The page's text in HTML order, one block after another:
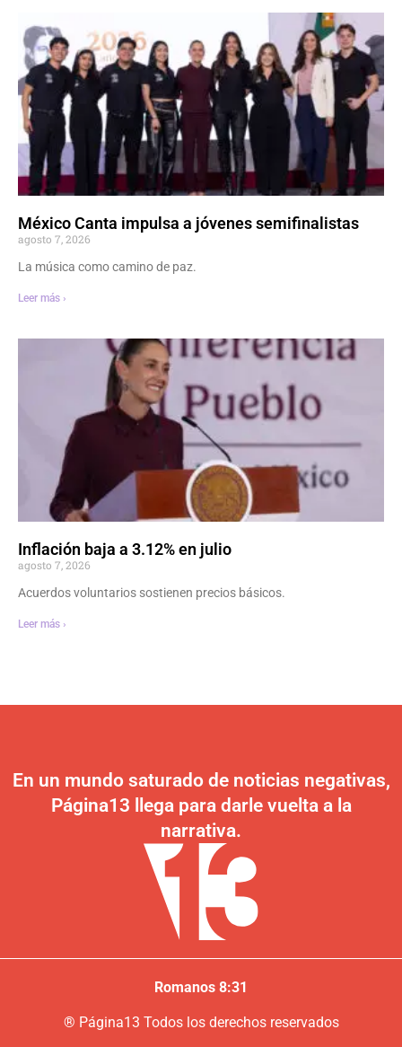
México Canta impulsa a jóvenes semifinalistas
agosto 7, 2026
La música como camino de paz.
Leer más ›
Inflación baja a 3.12% en julio
agosto 7, 2026
Acuerdos voluntarios sostienen precios básicos.
Leer más ›
En un mundo saturado de noticias negativas,
Página13 llega para darle vuelta a la
narrativa.
Romanos 8:31
® Página13 Todos los derechos reservados